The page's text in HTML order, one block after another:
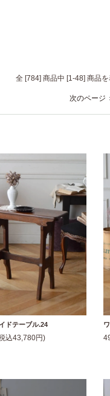
全 [784] 商品中 [1-48] 商品を
次のページ
ドテーブル.24
込43,780円)